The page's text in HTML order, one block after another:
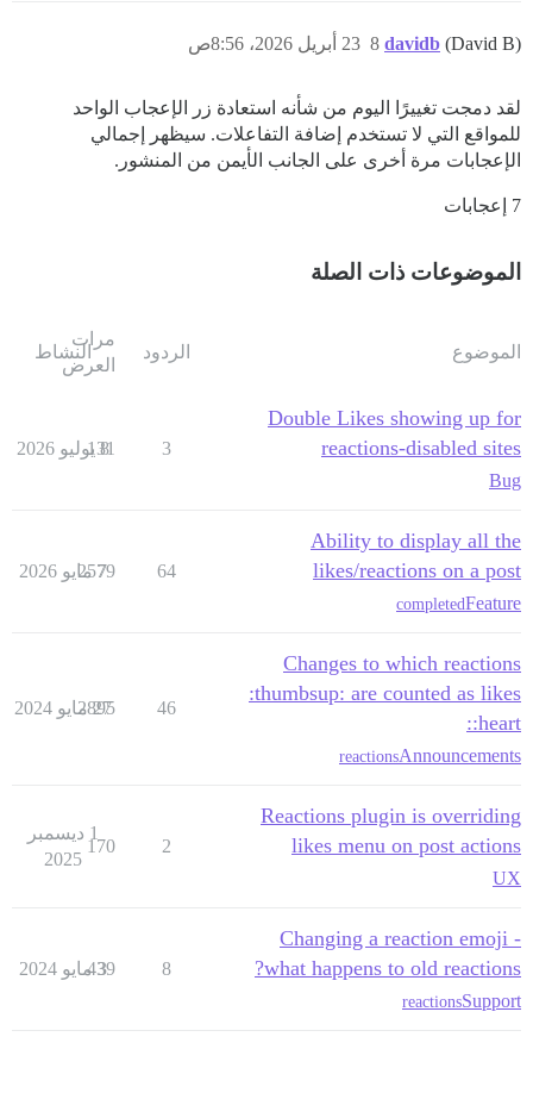
davidb (David B) 23 أبريل 2026، 8:56ص 8
لقد دمجت تغييرًا اليوم من شأنه استعادة زر الإعجاب الواحد
للمواقع التي لا تستخدم إضافة التفاعلات. سيظهر إجمالي
الإعجابات مرة أخرى على الجانب الأيمن من المنشور.
7 إعجابات
الموضوعات ذات الصلة
الموضوع الردود
مرات
العرض
النشاط
Double Likes showing up for
reactions-disabled sites
Bug
3
131
8 يوليو 2026
Ability to display all the
likes/reactions on a post
Feature
completed
64
2579
7 مايو 2026
Changes to which reactions
:thumbsup: are counted as likes
:heart:
Announcements
reactions
46
2895
27 مايو 2024
Reactions plugin is overriding
likes menu on post actions
UX
2
170
1 ديسمبر
2025
Changing a reaction emoji -
what happens to old reactions?
Support
reactions
8
439
3 مايو 2024